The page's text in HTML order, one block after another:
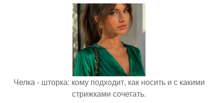
Челка - шторка: кому подходит, как носить и с какими
стрижками сочетать.